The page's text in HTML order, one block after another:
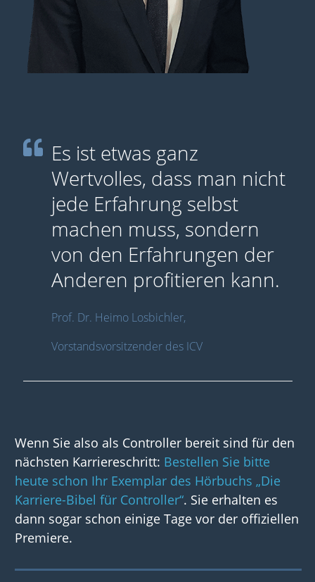
Es ist etwas ganz
Wertvolles, dass man nicht
jede Erfahrung selbst
machen muss, sondern
von den Erfahrungen der
Anderen profitieren kann.
Prof. Dr. Heimo Losbichler,
Vorstandsvorsitzender des ICV
Wenn Sie also als Controller bereit sind für den
nächsten Karriereschritt: Bestellen Sie bitte
heute schon Ihr Exemplar des Hörbuchs „Die
Karriere-Bibel für Controller“. Sie erhalten es
dann sogar schon einige Tage vor der offiziellen
Premiere.